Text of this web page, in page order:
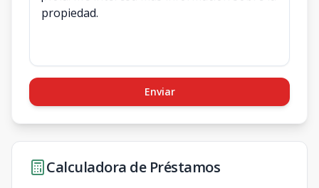
Enviar
Calculadora de Préstamos